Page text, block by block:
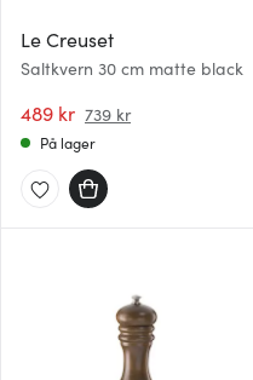
Le Creuset
Saltkvern 30 cm matte black
489 kr 739 kr
På lager